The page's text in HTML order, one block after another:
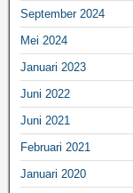
September 2024
Mei 2024
Januari 2023
Juni 2022
Juni 2021
Februari 2021
Januari 2020